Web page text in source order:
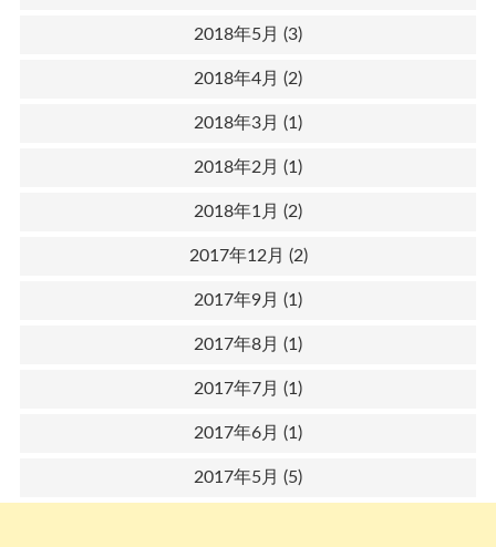
2018年5月 (3)
2018年4月 (2)
2018年3月 (1)
2018年2月 (1)
2018年1月 (2)
2017年12月 (2)
2017年9月 (1)
2017年8月 (1)
2017年7月 (1)
2017年6月 (1)
2017年5月 (5)